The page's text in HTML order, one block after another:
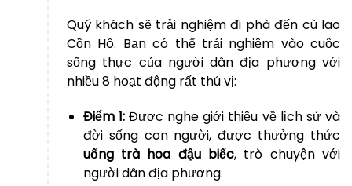
Quý khách sẽ trải nghiệm đi phà đến cù lao
Cồn Hô. Bạn có thể trải nghiệm vào cuộc
sống thực của người dân địa phương với
nhiều 8 hoạt động rất thú vị:
Điểm 1:Được nghe giới thiệu về lịch sử và
đời sống con người, được thưởng thức
uống trà hoa đậu biếc, trò chuyện với
người dân địa phương.